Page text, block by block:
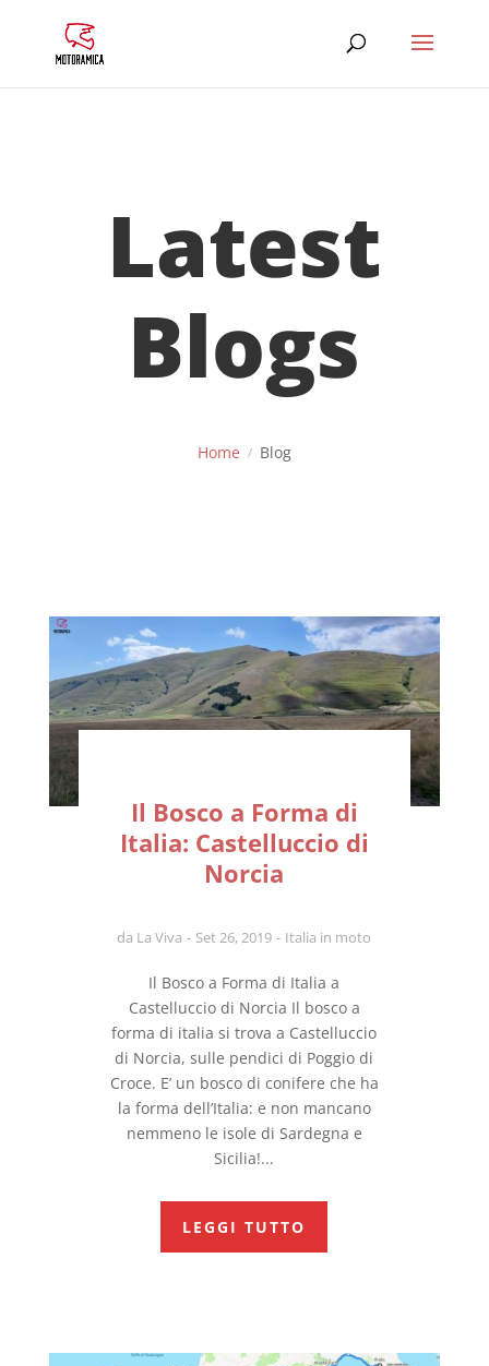
Latest
Blogs
Home Blog
Il Bosco a Forma di
Italia: Castelluccio di
Norcia
da La Viva Set 26, 2019 Italia in moto
Il Bosco a Forma di Italia a
Castelluccio di Norcia Il bosco a
forma di italia si trova a Castelluccio
di Norcia, sulle pendici di Poggio di
Croce. E’ un bosco di conifere che ha
la forma dell’Italia: e non mancano
nemmeno le isole di Sardegna e
Sicilia!...
LEGGI TUTTO